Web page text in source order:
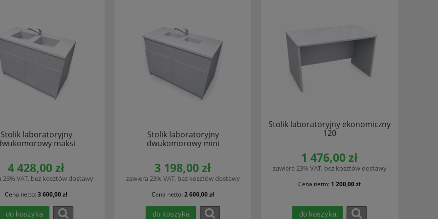
Stolik laboratoryjny
maksi
4 428,00 zł
23% VAT, bez kosztów dostawy
Cena netto: 3 600,00 zł
do koszyka
Stolik laboratoryjny
dwukomorowy mini
3 198,00 zł
zawiera 23% VAT, bez kosztów dostawy
Cena netto: 2 600,00 zł
do koszyka
Stolik laboratoryjny ekonomiczny
120
1 476,00 zł
zawiera 23% VAT, bez kosztów dostawy
Cena netto: 1 200,00 zł
do koszyka